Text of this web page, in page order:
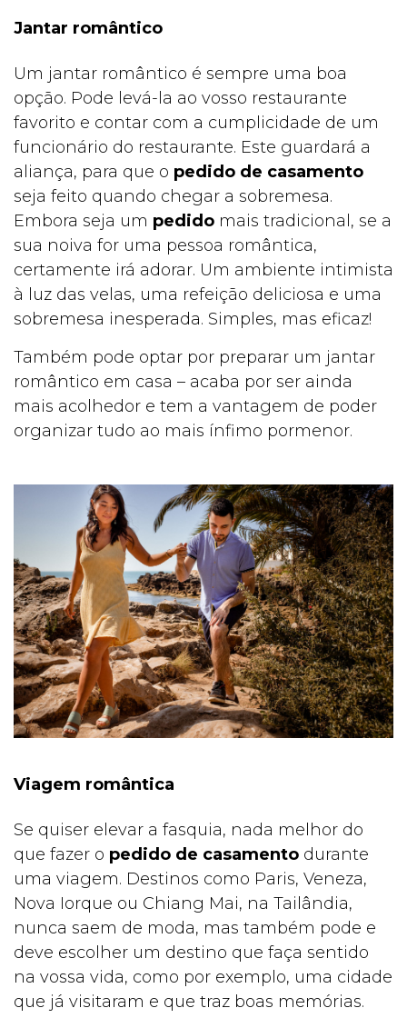
Jantar romântico
Um jantar romântico é sempre uma boa
opção. Pode levá-la ao vosso restaurante
favorito e contar com a cumplicidade de um
funcionário do restaurante. Este guardará a
aliança, para que o pedido de casamento
seja feito quando chegar a sobremesa.
Embora seja um pedido mais tradicional, se a
sua noiva for uma pessoa romântica,
certamente irá adorar. Um ambiente intimista
à luz das velas, uma refeição deliciosa e uma
sobremesa inesperada. Simples, mas eficaz!
Também pode optar por preparar um jantar
romântico em casa – acaba por ser ainda
mais acolhedor e tem a vantagem de poder
organizar tudo ao mais ínfimo pormenor.
Viagem romântica
Se quiser elevar a fasquia, nada melhor do
que fazer o pedido de casamento durante
uma viagem. Destinos como Paris, Veneza,
Nova Iorque ou Chiang Mai, na Tailândia,
nunca saem de moda, mas também pode e
deve escolher um destino que faça sentido
na vossa vida, como por exemplo, uma cidade
que já visitaram e que traz boas memórias.